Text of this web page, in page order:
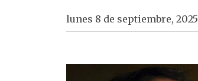
lunes 8 de septiembre, 2025